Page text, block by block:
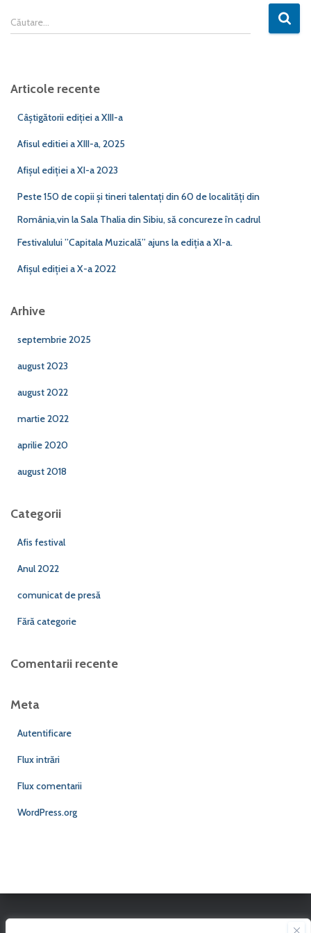
C
a
d
Căutare…
Articole recente
Câştigătorii ediţiei a XIII-a
Afisul editiei a XIII-a, 2025
Afișul ediției a XI-a 2023
Peste 150 de copii și tineri talentați din 60 de localități din
România,vin la Sala Thalia din Sibiu, să concureze în cadrul
Festivalului ”Capitala Muzicală” ajuns la ediția a XI-a.
Afișul ediției a X-a 2022
Arhive
septembrie 2025
august 2023
august 2022
martie 2022
aprilie 2020
august 2018
Categorii
Afis festival
Anul 2022
comunicat de presă
Fără categorie
Comentarii recente
Meta
Autentificare
Flux intrări
Flux comentarii
WordPress.org